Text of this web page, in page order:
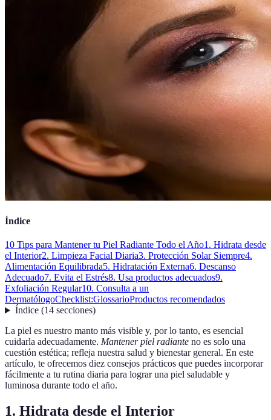
Índice
10 Tips para Mantener tu Piel Radiante Todo el Año1. Hidrata desde
el Interior2. Limpieza Facial Diaria3. Protección Solar Siempre4.
Alimentación Equilibrada5. Hidratación Externa6. Descanso
Adecuado7. Evita el Estrés8. Usa productos adecuados9.
Exfoliación Regular10. Consulta a un
DermatólogoChecklist:GlossarioProductos recomendados
Índice(14 secciones)
La piel es nuestro manto más visible y, por lo tanto, es esencial
cuidarla adecuadamente. Mantener piel radiante no es solo una
cuestión estética; refleja nuestra salud y bienestar general. En este
artículo, te ofrecemos diez consejos prácticos que puedes incorporar
fácilmente a tu rutina diaria para lograr una piel saludable y
luminosa durante todo el año.
1. Hidrata desde el Interior